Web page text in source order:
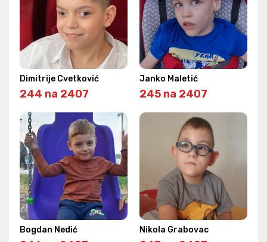
Dimitrije Cvetković
244 na 2407
Janko Maletić
245 na 2407
Bogdan Nedić Nikola Grabovac